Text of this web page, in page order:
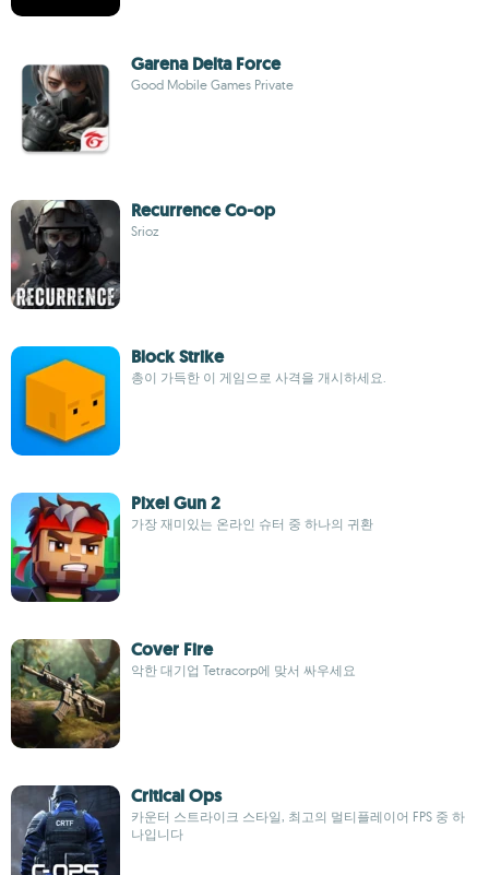
Garena Delta Force
Good Mobile Games Private
Recurrence Co-op
Srioz
Block Strike
총이 가득한 이 게임으로 사격을 개시하세요.
Pixel Gun 2
가장 재미있는 온라인 슈터 중 하나의 귀환
Cover Fire
악한 대기업 Tetracorp에 맞서 싸우세요
Critical Ops
카운터 스트라이크 스타일, 최고의 멀티플레이어 FPS 중 하
나입니다